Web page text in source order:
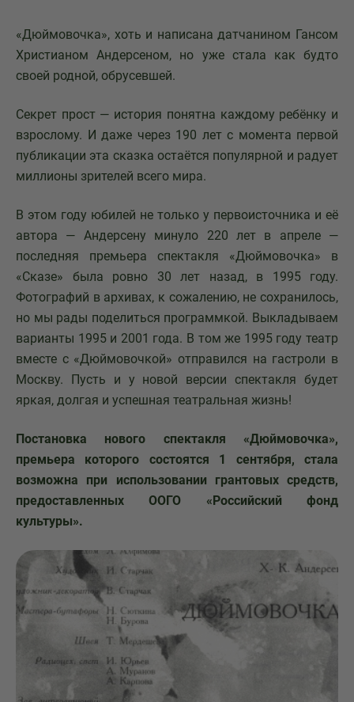
«Дюймовочка», хоть и написана датчанином Гансом
Христианом Андерсеном, но уже стала как будто
своей родной, обрусевшей.
Секрет прост — история понятна каждому ребёнку и
взрослому. И даже через 190 лет с момента первой
публикации эта сказка остаётся популярной и радует
миллионы зрителей всего мира.
В этом году юбилей не только у первоисточника и её
автора — Андерсену минуло 220 лет в апреле —
последняя премьера спектакля «Дюймовочка» в
«Сказе» была ровно 30 лет назад, в 1995 году.
Фотографий в архивах, к сожалению, не сохранилось,
но мы рады поделиться программкой. Выкладываем
варианты 1995 и 2001 года. В том же 1995 году театр
вместе с «Дюймовочкой» отправился на гастроли в
Москву. Пусть и у новой версии спектакля будет
яркая, долгая и успешная театральная жизнь!
Постановка нового спектакля «Дюймовочка»,
премьера которого состоятся 1 сентября, стала
возможна при использовании грантовых средств,
предоставленных ООГО «Российский фонд
культуры».